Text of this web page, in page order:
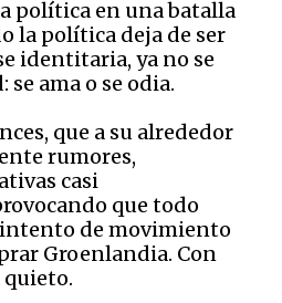
política en una batalla
la política deja de ser
identitaria, ya no se
ama o se odia.
que a su alrededor
rumores,
casi
que todo
de movimiento
Groenlandia. Con
quieto.